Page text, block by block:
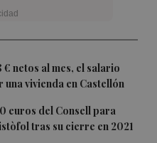
€ netos al mes, el salario
vivienda en Castellón
euros del Consell para
tras su cierre en 2021